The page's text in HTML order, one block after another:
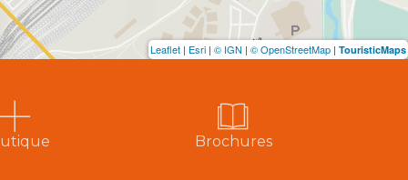
Leaflet | Esri | © IGN | © OpenStreetMap | TouristicMaps
Brochures